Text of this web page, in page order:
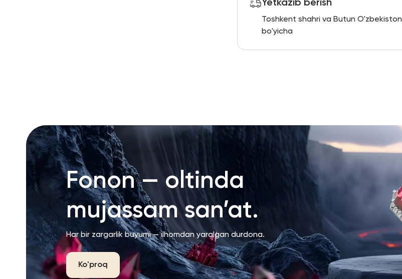
Yetkazib berish
Toshkent shahri va Butun O'zbekiston
bo'yicha
Fonon — oltinda
mujassam san’at.
Har bir zargarlik buyumi — ilhomdan yaralgan durdona.
Ko'proq